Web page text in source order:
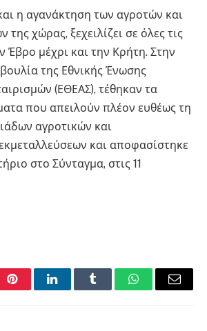
η αγανάκτηση των αγροτών και
χώρας, ξεχειλίζει σε όλες τις
Έβρο μέχρι και την Κρήτη. Στην
της Εθνικής Ένωσης
(ΕΘΕΑΣ), τέθηκαν τα
που απειλούν πλέον ευθέως τη
αγροτικών και
και αποφασίστηκε
στο Σύνταγμα, στις 11
PinterestLinkedInTumblr WhatsAppEmail